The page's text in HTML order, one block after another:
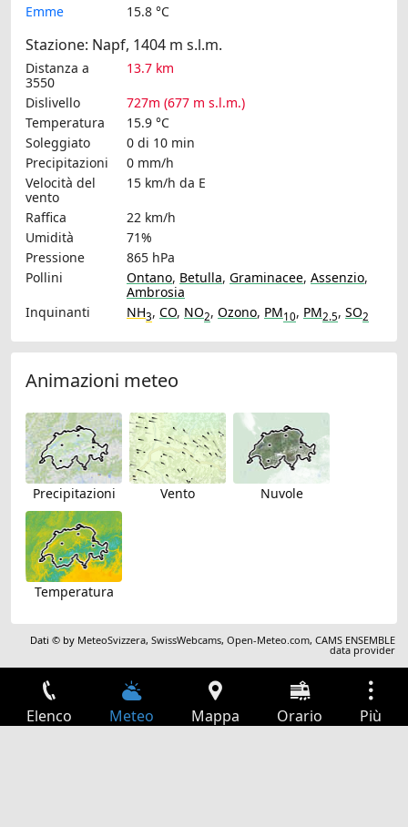
Emme 15.8 °C
Stazione: Napf, 1404 m s.l.m.
Distanza a
3550
13.7 km
Dislivello
727m (677 m s.l.m.)
Temperatura
15.9 °C
Soleggiato
0 di 10 min
Precipitazioni
0 mm/h
Velocità del
vento
15 km/h da E
Raffica
22 km/h
Umidità
71%
Pressione
865 hPa
Pollini
Ontano, Betulla, Graminacee, Assenzio,
Ambrosia
Inquinanti
NH3, CO, NO2, Ozono, PM10, PM2.5, SO2
Animazioni meteo
Precipitazioni Vento Nuvole
Temperatura
Dati © by MeteoSvizzera,SwissWebcams,Open-Meteo.com,CAMS ENSEMBLE
data provider
Elenco Meteo Mappa Orario Più